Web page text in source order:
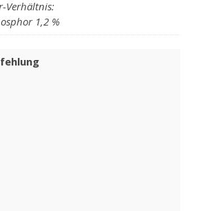
Verhältnis:
1,2 %